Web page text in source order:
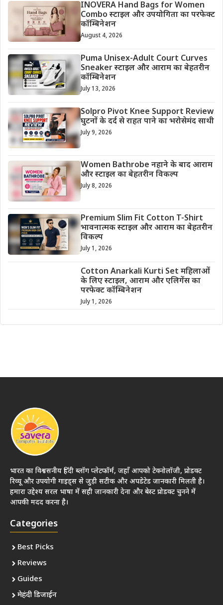
INOVERA Hand Bags for Women
Combo स्टाइल और उपयोगिता का परफेक्ट
कॉम्बिनेशन
August 4, 2026
Puma Unisex-Adult Court Curves
Sneaker स्टाइल और आराम का बेहतरीन
कॉम्बिनेशन
July 13, 2026
Solpro Pivot Knee Support Review
घुटनों के दर्द से राहत पाने का भरोसेमंद साथी
July 9, 2026
Women Bathrobe नहाने के बाद आराम
और स्टाइल का बेहतरीन विकल्प
July 8, 2026
Premium Slim Fit Cotton T-Shirt
भावनात्मक स्टाइल और आराम का बेहतरीन
विकल्प
July 1, 2026
Cotton Anarkali Kurti Set महिलाओं
के लिए स्टाइल, आराम और एलिगेंस का
परफेक्ट कॉम्बिनेशन
July 1, 2026
भारत का विश्वसनीय हिंदी ब्लॉग प्लेटफॉर्म, जहाँ आपको टेक्नोलॉजी, प्रोडक्ट
रिव्यू और उपयोगी गाइड्स से जुड़ी सटीक और अपडेटेड जानकारी मिलती है।
हमारा उद्देश्य सरल भाषा में सही जानकारी देना और बेस्ट प्रोडक्ट चुनने में
आपकी मदद करना है।
Categories
Best Picks
Reviews
Guides
मेहंदी डिजाईन